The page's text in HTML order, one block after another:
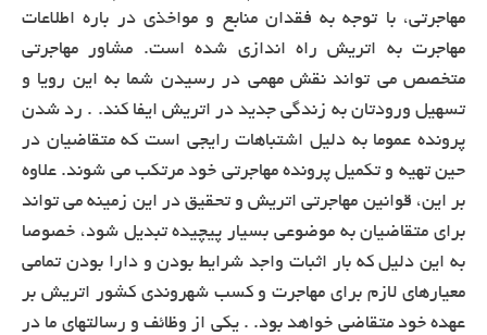
مهاجرتی، با توجه به فقدان منابع و مواخذی در باره اطلاعات
مهاجرت به اتریش راه اندازی شده است. مشاور مهاجرتی
متخصص می تواند نقش مهمی در رسیدن شما به این رویا و
تسهیل ورودتان به زندگی جدید در اتریش ایفا کند. . رد شدن
پرونده عموما به دلیل اشتباهات رایجی است که متقاضیان در
حین تهیه و تکمیل پرونده مهاجرتی خود مرتکب می شوند. علاوه
بر این، قوانین مهاجرتی اتریش و تحقیق در این زمینه می تواند
برای متقاضیان به موضوعی بسیار پیچیده تبدیل شود، خصوصا
به این دلیل که بار اثبات واجد شرایط بودن و دارا بودن تمامی
معیارهای لازم برای مهاجرت و کسب شهروندی کشور اتریش بر
عهده خود متقاضی خواهد بود. . یکی از وظائف و رسالتهای ما در